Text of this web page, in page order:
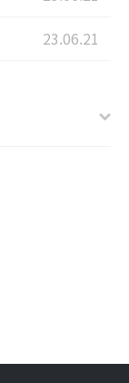
23.06.21